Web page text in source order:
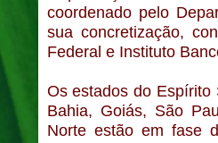
coordenado pelo
sua concretização,
Federal e Instituto
Os estados do
Bahia, Goiás, São
Norte estão em fase